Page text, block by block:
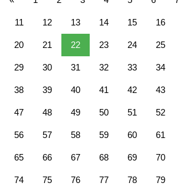
11 12 13 14 15 16
20 21 22 23 24 25
29 30 31 32 33 34
38 39 40 41 42 43
47 48 49 50 51 52
56 57 58 59 60 61
65 66 67 68 69 70
74 75 76 77 78 79